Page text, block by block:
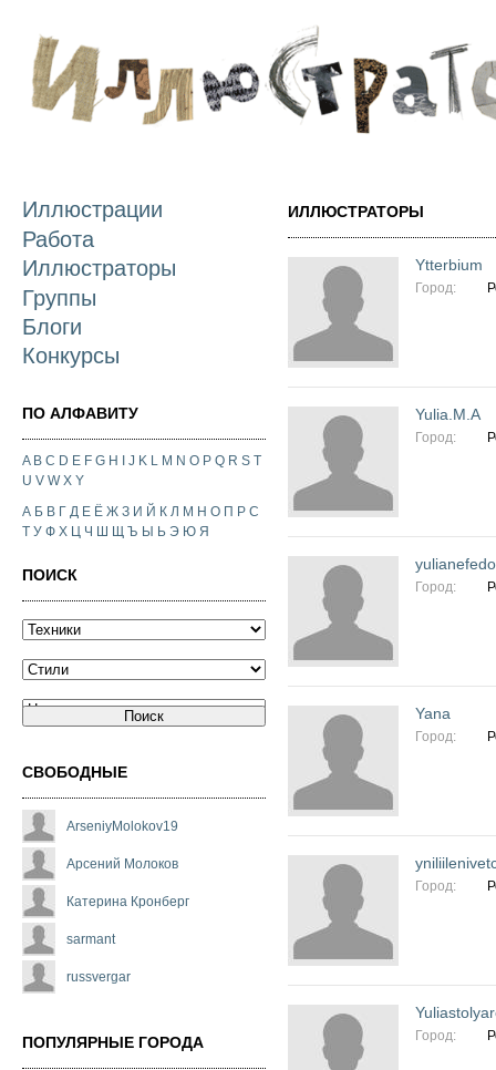
Иллюстрации
Работа
Иллюстраторы
Группы
Блоги
Конкурсы
ПО АЛФАВИТУ
A B C D E F G H J K L M N O P Q R S T
U V W X Y
А Б В Г Д Е Ё Ж З И Й К Л М Н О П Р С
Т У Ф Х Ц Ч Ш Щ Ъ Ы Ь Э Ю Я
ПОИСК
СВОБОДНЫЕ
ArseniyMolokov19
Арсений Молоков
Катерина Кронберг
sarmant
russvergar
ПОПУЛЯРНЫЕ ГОРОДА
ИЛЛЮСТРАТОРЫ
Ytterbium
Город:
Yulia.M.A
Город:
Город:
Yana
Город:
Город:
Город: